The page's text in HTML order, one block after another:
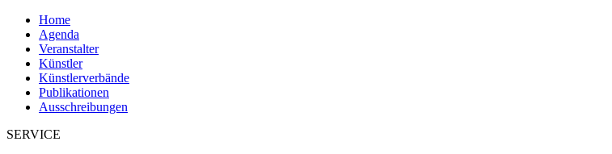
Home
Agenda
Veranstalter
Künstler
Künstlerverbände
Publikationen
Ausschreibungen
SERVICE